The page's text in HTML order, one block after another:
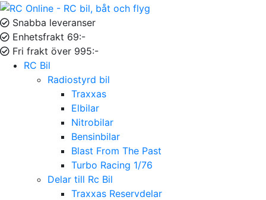
Snabba leveranser
Enhetsfrakt 69:-
Fri frakt över 995:-
RC Bil
Radiostyrd bil
Traxxas
Elbilar
Nitrobilar
Bensinbilar
Blast From The Past
Turbo Racing 1/76
Delar till Rc Bil
Traxxas Reservdelar